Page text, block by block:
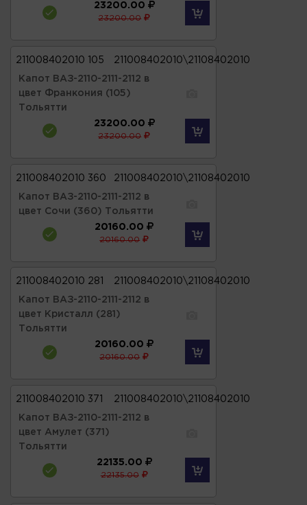
23200.00
23200.00
211008402010 105 211008402010\21108402010
Капот ВАЗ-2110-2111-2112 в
цвет Франкония (105)
Тольятти
23200.00
23200.00
211008402010 360 211008402010\21108402010
Капот ВАЗ-2110-2111-2112 в
цвет Сочи (360) Тольятти
20160.00
20160.00
211008402010 281 211008402010\21108402010
Капот ВАЗ-2110-2111-2112 в
цвет Кристалл (281)
Тольятти
20160.00
20160.00
211008402010 371 211008402010\21108402010
Капот ВАЗ-2110-2111-2112 в
цвет Амулет (371)
Тольятти
22135.00
22135.00